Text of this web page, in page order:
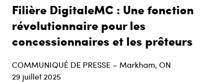
Filière DigitaleMC : Une fonction
révolutionnaire pour les
concessionnaires et les prêteurs
COMMUNIQUÉ DE PRESSE – Markham, ON
29 juillet 2025